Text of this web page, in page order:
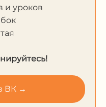
и уроков
ВК →